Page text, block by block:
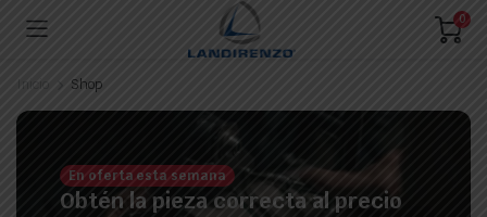
0
Inicio Shop
En oferta esta semana
Obtén la pieza correcta al precio